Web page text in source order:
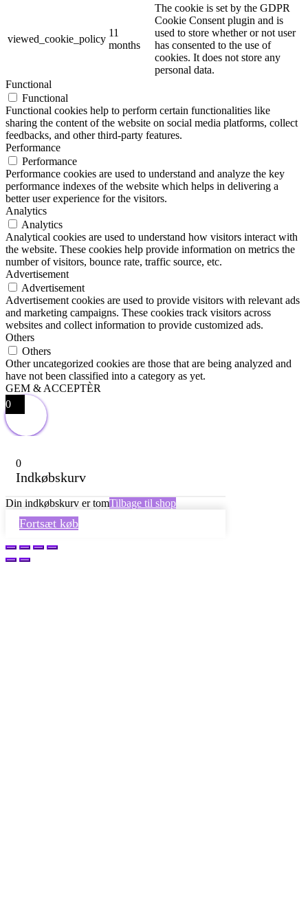
viewed_cookie_policy
11
months
The cookie is set by the GDPR
Cookie Consent plugin and is
used to store whether or not user
has consented to the use of
cookies. It does not store any
personal data.
Functional
Functional
Functional cookies help to perform certain functionalities like
sharing the content of the website on social media platforms, collect
feedbacks, and other third-party features.
Performance
Performance
Performance cookies are used to understand and analyze the key
performance indexes of the website which helps in delivering a
better user experience for the visitors.
Analytics
Analytics
Analytical cookies are used to understand how visitors interact with
the website. These cookies help provide information on metrics the
number of visitors, bounce rate, traffic source, etc.
Advertisement
Advertisement
Advertisement cookies are used to provide visitors with relevant ads
and marketing campaigns. These cookies track visitors across
websites and collect information to provide customized ads.
Others
Others
Other uncategorized cookies are those that are being analyzed and
have not been classified into a category as yet.
GEM & ACCEPTÈR
0
0
Indkøbskurv
Din indkøbskurv er tomTilbage til shop
Fortsæt køb